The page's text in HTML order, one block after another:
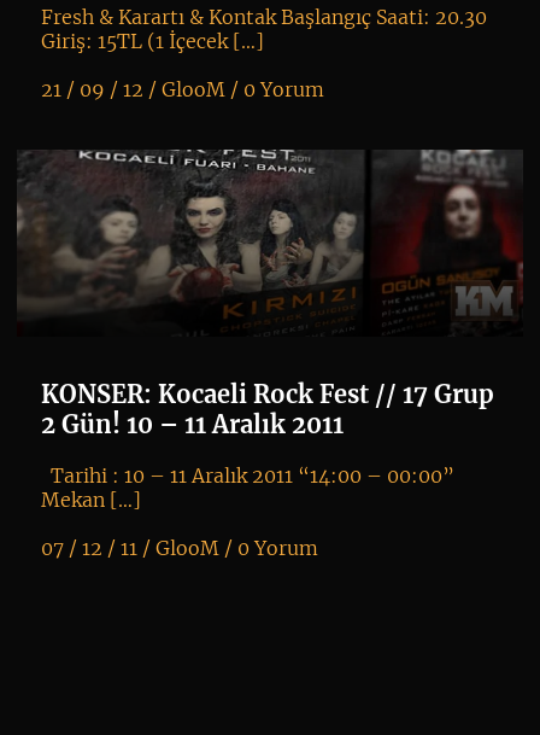
Fresh & Karartı & Kontak Başlangıç Saati: 20.30
Giriş: 15TL (1 İçecek […]
21 / 09 / 12 / GlooM/ 0 Yorum
KONSER: Kocaeli Rock Fest // 17 Grup
2 Gün! 10 – 11 Aralık 2011
Tarihi : 10 – 11 Aralık 2011 “14:00 – 00:00”
Mekan […]
07 / 12 / 11 / GlooM/ 0 Yorum